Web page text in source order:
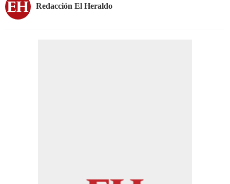
Redacción El Heraldo